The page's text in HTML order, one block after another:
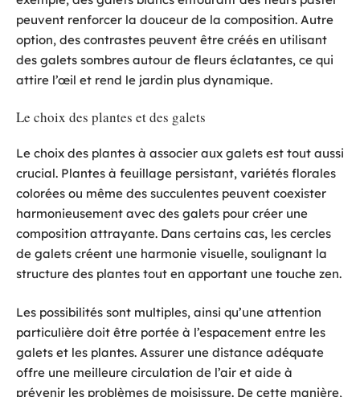
peuvent renforcer la douceur de la composition. Autre
option, des contrastes peuvent être créés en utilisant
des galets sombres autour de fleurs éclatantes, ce qui
attire l’œil et rend le jardin plus dynamique.
Le choix des plantes et des galets
Le choix des plantes à associer aux galets est tout aussi
crucial. Plantes à feuillage persistant, variétés florales
colorées ou même des succulentes peuvent coexister
harmonieusement avec des galets pour créer une
composition attrayante. Dans certains cas, les cercles
de galets créent une harmonie visuelle, soulignant la
structure des plantes tout en apportant une touche zen.
Les possibilités sont multiples, ainsi qu’une attention
particulière doit être portée à l’espacement entre les
galets et les plantes. Assurer une distance adéquate
offre une meilleure circulation de l’air et aide à
prévenir les problèmes de moisissure. De cette manière,